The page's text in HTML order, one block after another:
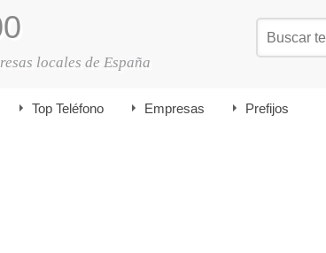
locales de España
Top Teléfono Empresas Prefijos